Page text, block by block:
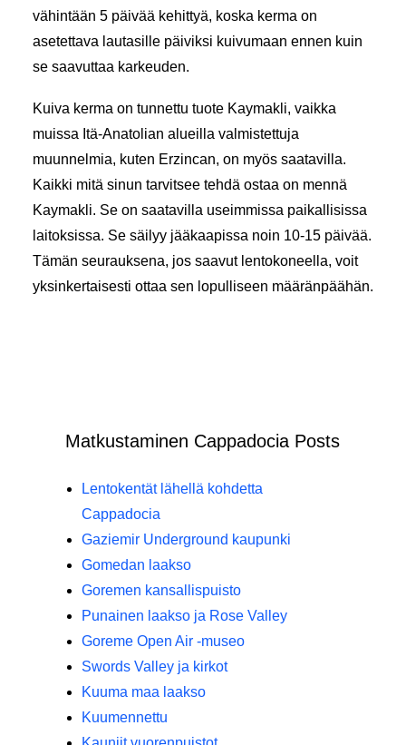
vähintään 5 päivää kehittyä, koska kerma on
asetettava lautasille päiviksi kuivumaan ennen kuin
se saavuttaa karkeuden.
Kuiva kerma on tunnettu tuote Kaymakli, vaikka
muissa Itä-Anatolian alueilla valmistettuja
muunnelmia, kuten Erzincan, on myös saatavilla.
Kaikki mitä sinun tarvitsee tehdä ostaa on mennä
Kaymakli. Se on saatavilla useimmissa paikallisissa
laitoksissa. Se säilyy jääkaapissa noin 10-15 päivää.
Tämän seurauksena, jos saavut lentokoneella, voit
yksinkertaisesti ottaa sen lopulliseen määränpäähän.
Matkustaminen Cappadocia Posts
Lentokentät lähellä kohdetta
Cappadocia
Gaziemir Underground kaupunki
Gomedan laakso
Goremen kansallispuisto
Punainen laakso ja Rose Valley
Goreme Open Air -museo
Swords Valley ja kirkot
Kuuma maa laakso
Kuumennettu